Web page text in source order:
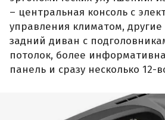
– центральная консоль с
управления климатом,
задний диван с
потолок, более
панель и сразу несколько 12-